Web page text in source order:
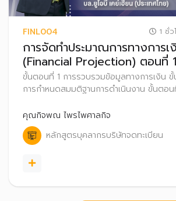
FINL004 1 ชั่
การจัดทำประมาณการทางการเ
(Financial Projection) ตอนที่ 1
ขั้นตอนที่ 1 การรวบรวมข้อมูลทางการเงิน
การกำหนดสมมติฐานการดำเนินงาน ขั้นตอ
การประมาณต้นทุนขาย
คุณกิจพณ ไพรไพศาลกิจ
หลักสูตรบุคลากรบริษัทจดทะเบียน